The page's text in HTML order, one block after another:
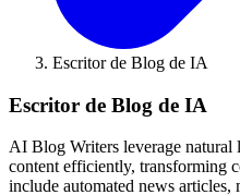
Escritor de Blog de IA
Escritor de Blog de IA
AI Blog Writers leverage natural
content efficiently, transforming
include automated news articles,